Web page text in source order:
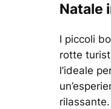
Natale
I piccoli
rotte
l’ideale
rilassante.